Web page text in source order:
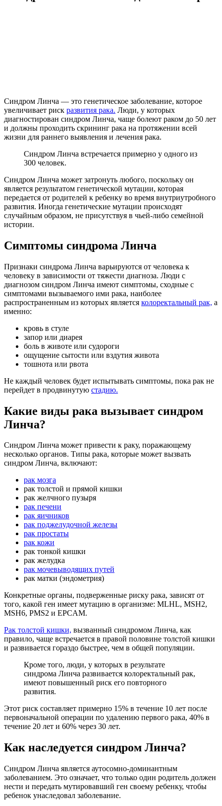
Синдром Линча — это генетическое заболевание, которое
увеличивает риск развития рака. Люди, у которых
диагностирован синдром Линча, чаще болеют раком до 50 лет
и должны проходить скрининг рака на протяжении всей
жизни для раннего выявления и лечения рака.
Синдром Линча встречается примерно у одного из
300 человек.
Синдром Линча может затронуть любого, поскольку он
является результатом генетической мутации, которая
передается от родителей к ребенку во время внутриутробного
развития. Иногда генетические мутации происходят
случайным образом, не присутствуя в чьей-либо семейной
истории.
Симптомы синдрома Линча
Признаки синдрома Линча варьируются от человека к
человеку в зависимости от тяжести диагноза. Люди с
диагнозом синдром Линча имеют симптомы, сходные с
симптомами вызываемого ими рака, наиболее
распространенным из которых является колоректальный рак, а
именно:
кровь в стуле
запор или диарея
боль в животе или судороги
ощущение сытости или вздутия живота
тошнота или рвота
Не каждый человек будет испытывать симптомы, пока рак не
перейдет в продвинутую стадию.
Какие виды рака вызывает синдром
Линча?
Синдром Линча может привести к раку, поражающему
несколько органов. Типы рака, которые может вызвать
синдром Линча, включают:
рак мозга
рак толстой и прямой кишки
рак желчного пузыря
рак печени
рак яичников
рак поджелудочной железы
рак простаты
рак кожи
рак тонкой кишки
рак желудка
рак мочевыводящих путей
рак матки (эндометрия)
Конкретные органы, подверженные риску рака, зависят от
того, какой ген имеет мутацию в организме: MLHL, MSH2,
MSH6, PMS2 и EPCAM.
Рак толстой кишки, вызванный синдромом Линча, как
правило, чаще встречается в правой половине толстой кишки
и развивается гораздо быстрее, чем в общей популяции.
Кроме того, люди, у которых в результате
синдрома Линча развивается колоректальный рак,
имеют повышенный риск его повторного
развития.
Этот риск составляет примерно 15% в течение 10 лет после
первоначальной операции по удалению первого рака, 40% в
течение 20 лет и 60% через 30 лет.
Как наследуется синдром Линча?
Синдром Линча является аутосомно-доминантным
заболеванием. Это означает, что только один родитель должен
нести и передать мутировавший ген своему ребенку, чтобы
ребенок унаследовал заболевание.